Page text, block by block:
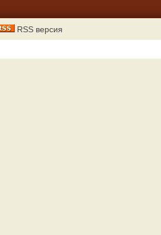
RSS версия